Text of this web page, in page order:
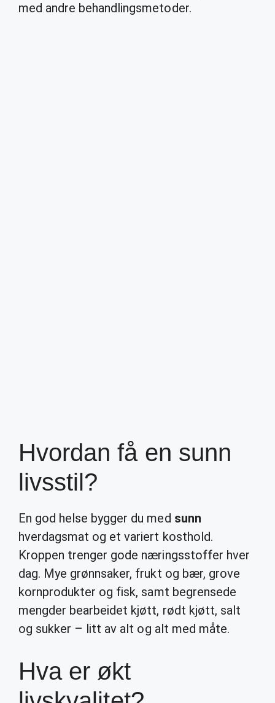
med andre behandlingsmetoder.
Hvordan få en sunn
livsstil?
En god helse bygger du med sunn
hverdagsmat og et variert kosthold.
Kroppen trenger gode næringsstoffer hver
dag. Mye grønnsaker, frukt og bær, grove
kornprodukter og fisk, samt begrensede
mengder bearbeidet kjøtt, rødt kjøtt, salt
og sukker – litt av alt og alt med måte.
Hva er økt